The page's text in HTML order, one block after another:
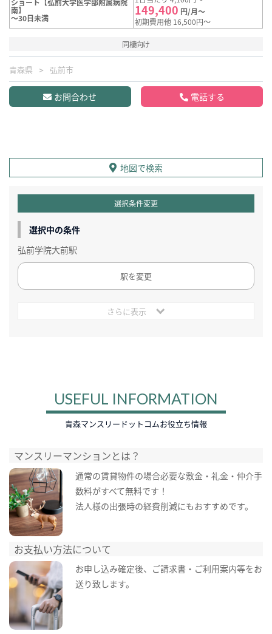
南】
～30日未満
149,400 円/月～
初期費用他 16,500円～
同棲向け
青森県 弘前市
お問合わせ 電話する
地図で検索
選択条件変更
選択中の条件
弘前学院大前駅
駅を変更
さらに表示
USEFUL INFORMATION
青森マンスリードットコムお役立ち情報
マンスリーマンションとは？
通常の賃貸物件の場合必要な敷金・礼金・仲介手
数料がすべて無料です！
法人様の出張時の経費削減にもおすすめです。
お支払い方法について
お申し込み確定後、ご請求書・ご利用案内等をお
送り致します。